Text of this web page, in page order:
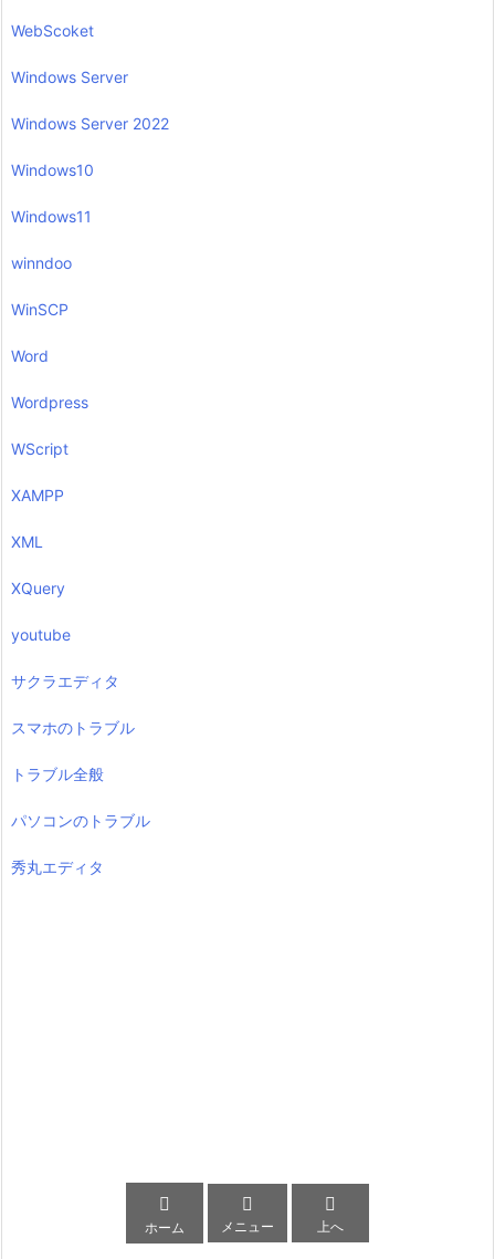
WebScoket
Windows Server
Windows Server 2022
Windows10
Windows11
winndoo
WinSCP
Word
Wordpress
WScript
XAMPP
XML
XQuery
youtube
サクラエディタ
スマホのトラブル
トラブル全般
パソコンのトラブル
秀丸エディタ

ホーム

メニュー

上へ